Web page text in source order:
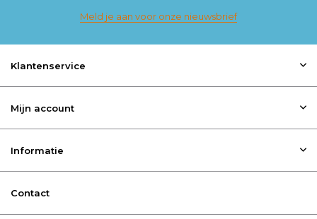
Meld je aan voor onze nieuwsbrief
Klantenservice
Mijn account
Informatie
Contact